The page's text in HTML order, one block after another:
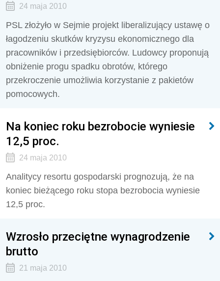
24 maja 2010
PSL złożyło w Sejmie projekt liberalizujący ustawę o
łagodzeniu skutków kryzysu ekonomicznego dla
pracowników i przedsiębiorców. Ludowcy proponują
obniżenie progu spadku obrotów, którego
przekroczenie umożliwia korzystanie z pakietów
pomocowych.
Na koniec roku bezrobocie wyniesie
12,5 proc.
24 maja 2010
Analitycy resortu gospodarski prognozują, że na
koniec bieżącego roku stopa bezrobocia wyniesie
12,5 proc.
Wzrosło przeciętne wynagrodzenie
brutto
21 maja 2010